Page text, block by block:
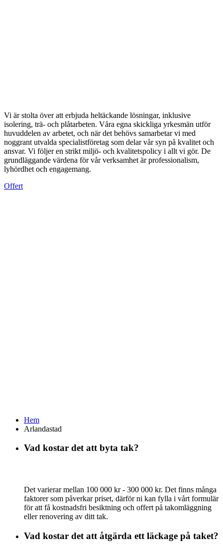
Vi är stolta över att erbjuda heltäckande lösningar, inklusive
isolering, trä- och plåtarbeten. Våra egna skickliga yrkesmän utför
huvuddelen av arbetet, och när det behövs samarbetar vi med
noggrant utvalda specialistföretag som delar vår syn på kvalitet och
ansvar. Vi följer en strikt miljö- och kvalitetspolicy i allt vi gör. De
grundläggande värdena för vår verksamhet är professionalism,
lyhördhet och engagemang.
Offert
Hem
Arlandastad
Vad kostar det att byta tak?
Det varierar mellan 100 000 kr - 300 000 kr. Det finns många
faktorer som påverkar priset, därför ni kan fylla i vårt formulär
för att få kostnadsfri besiktning och offert på takomläggning
eller renovering av ditt tak.
Vad kostar det att åtgärda ett läckage på taket?